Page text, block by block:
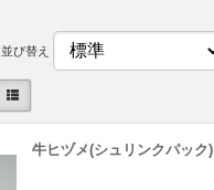
並び替え
牛ヒヅメ(シュリンクパック)